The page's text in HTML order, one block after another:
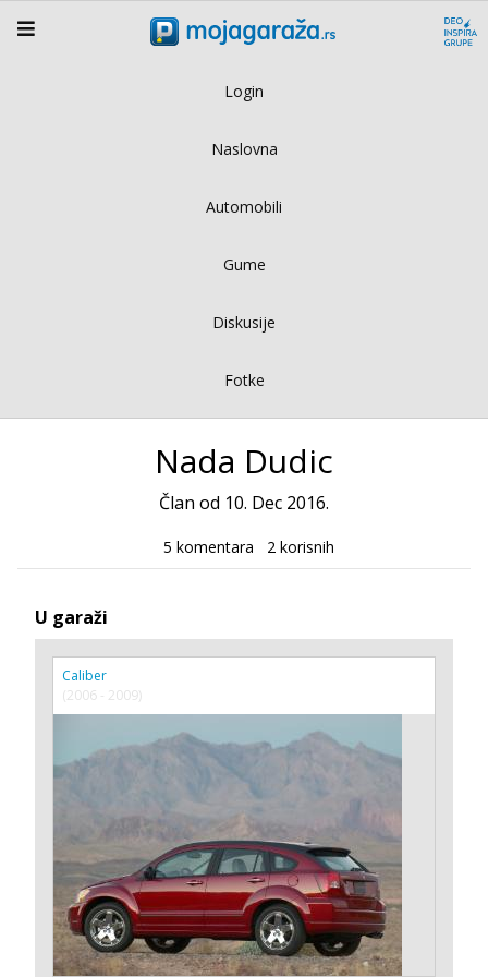
Login
Naslovna
Automobili
Gume
Diskusije
Fotke
Nada Dudic
Član od 10. Dec 2016.
5 komentara 2 korisnih
U garaži
Caliber
(2006 - 2009)